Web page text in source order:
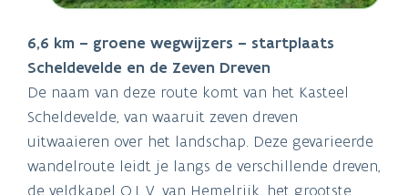
6,6 km – groene wegwijzers – startplaats
Scheldevelde en de Zeven Dreven
De naam van deze route komt van het Kasteel
Scheldevelde, van waaruit zeven dreven
uitwaaieren over het landschap. Deze gevarieerde
wandelroute leidt je langs de verschillende dreven,
de veldkapel O.L.V. van Hemelrijk, het grootste